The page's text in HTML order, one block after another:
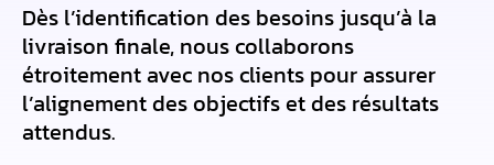
Dès l’identification des besoins jusqu’à la
livraison finale, nous collaborons
étroitement avec nos clients pour assurer
l’alignement des objectifs et des résultats
attendus.